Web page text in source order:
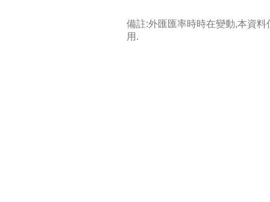
備註:外匯匯率時時在變動,本資
用.